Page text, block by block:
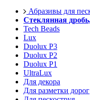
Абразивы для
Стеклянная
Tech Beads
Lux
Duolux P3
Duolux P2
Duolux P1
UltraLux
Для декора
Для разметки дорог